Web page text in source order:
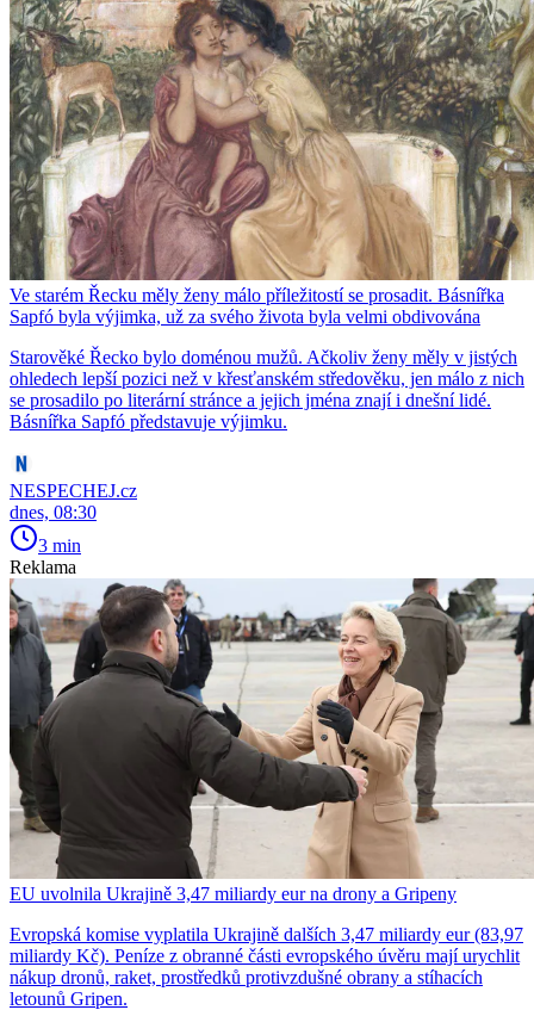
Ve starém Řecku měly ženy málo příležitostí se prosadit. Básnířka
Sapfó byla výjimka, už za svého života byla velmi obdivována
Starověké Řecko bylo doménou mužů. Ačkoliv ženy měly v jistých
ohledech lepší pozici než v křesťanském středověku, jen málo z nich
se prosadilo po literární stránce a jejich jména znají i dnešní lidé.
Básnířka Sapfó představuje výjimku.
NESPECHEJ.cz
dnes, 08:30
3 min
Reklama
EU uvolnila Ukrajině 3,47 miliardy eur na drony a Gripeny
Evropská komise vyplatila Ukrajině dalších 3,47 miliardy eur (83,97
miliardy Kč). Peníze z obranné části evropského úvěru mají urychlit
nákup dronů, raket, prostředků protivzdušné obrany a stíhacích
letounů Gripen.